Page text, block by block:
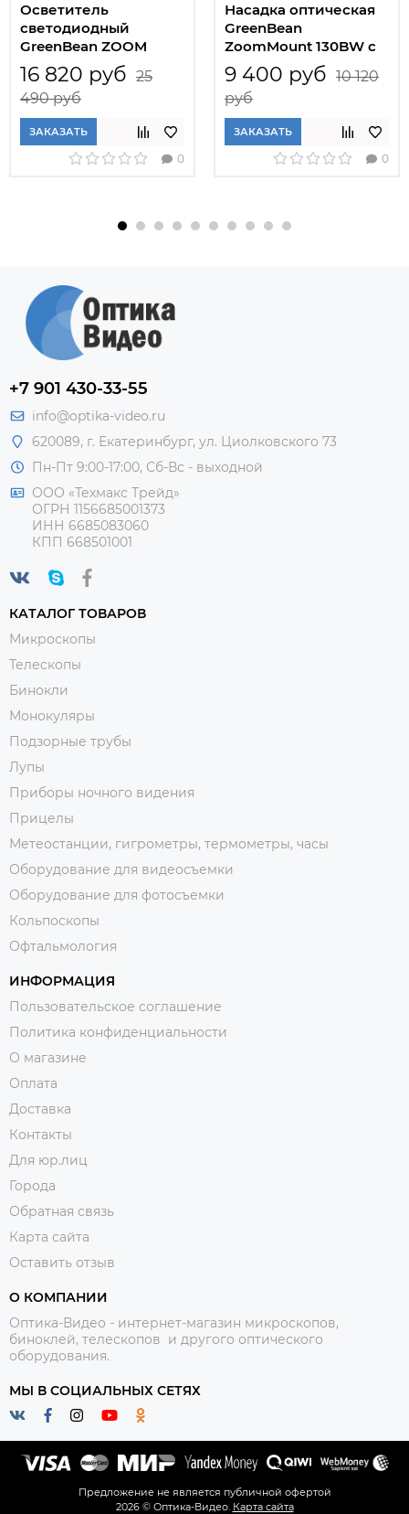
Осветитель
cветодиодный
GreenBean ZOOM
120BW LED
16 820 руб 25
490 руб
ЗАКАЗАТЬ
0
Насадка оптическая
GreenBean
ZoomMount 130BW с
линзой Френеля
9 400 руб 10 120
руб
ЗАКАЗАТЬ
0
+7 901 430-33-55
info@optika-video.ru
620089, г. Екатеринбург, ул. Циолковского 73
Пн-Пт 9:00-17:00, Сб-Вс - выходной
ООО «Техмакс Трейд»
ОГРН 1156685001373
ИНН 6685083060
КПП 668501001
КАТАЛОГ ТОВАРОВ
Микроскопы
Телескопы
Бинокли
Монокуляры
Подзорные трубы
Лупы
Приборы ночного видения
Прицелы
Метеостанции, гигрометры, термометры, часы
Оборудование для видеосъемки
Оборудование для фотосъемки
Кольпоскопы
Офтальмология
ИНФОРМАЦИЯ
Пользовательское соглашение
Политика конфиденциальности
О магазине
Оплата
Доставка
Контакты
Для юр.лиц
Города
Обратная связь
Карта сайта
Оставить отзыв
О КОМПАНИИ
Оптика-Видео - интернет-магазин микроскопов,
биноклей, телескопов и другого оптического
оборудования.
МЫ В СОЦИАЛЬНЫХ СЕТЯХ
Предложение не является публичной офертой
2026 © Оптика-Видео. Карта сайта